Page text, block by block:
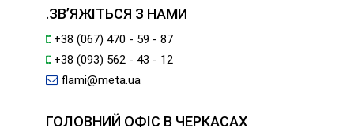
.ЗВ’ЯЖІТЬСЯ З НАМИ
+38 (067) 470 - 59 - 87
+38 (093) 562 - 43 - 12
flami@meta.ua
ГОЛОВНИЙ ОФІС В ЧЕРКАСАХ